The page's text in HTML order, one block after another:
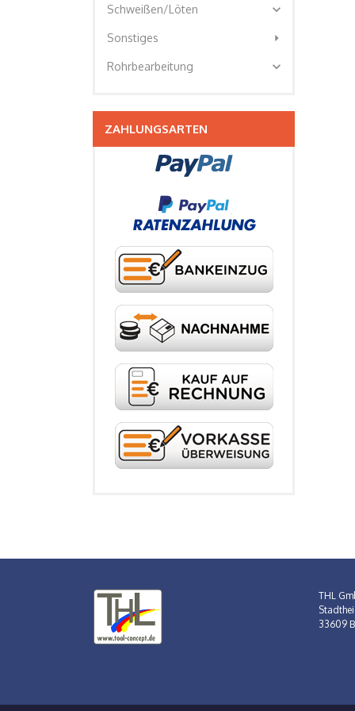
Schweißen/Löten expand_more
Sonstiges arrow_right
Rohrbearbeitung expand_more
ZAHLUNGSARTEN
THL
33609